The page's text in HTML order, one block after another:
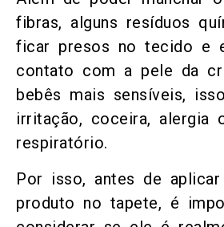
fibras, alguns resíduos
ficar presos no tecido e
contato com a pele da
bebês mais sensíveis,
irritação, coceira, alergia
respiratório.
Por isso, antes de aplicar
produto no tapete, é